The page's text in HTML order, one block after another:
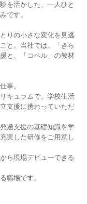
を活かした、一人ひと
です。
りの小さな変化を見逃
と。当社では、「きら
と、「コペル」の教材
事。
キュラムで、学校生活
支援に携わっていただ
達支援の基礎知識を学
実した研修をご用意し
ら現場デビューできる
職場です。